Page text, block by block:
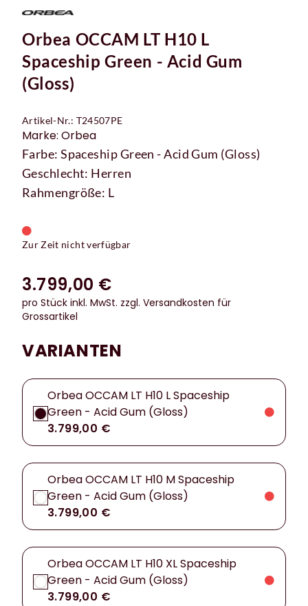
Orbea OCCAM LT H10 L
Spaceship Green - Acid Gum
(Gloss)
Artikel-Nr.: T24507PE
Marke: Orbea
Farbe: Spaceship Green - Acid Gum (Gloss)
Geschlecht: Herren
Rahmengröße: L
Zur Zeit nicht verfügbar
3.799,00 €
pro Stück inkl. MwSt. zzgl. Versandkosten für
Grossartikel
VARIANTEN
Orbea OCCAM LT H10 L Spaceship
Green - Acid Gum (Gloss)
3.799,00 €
Orbea OCCAM LT H10 M Spaceship
Green - Acid Gum (Gloss)
3.799,00 €
Orbea OCCAM LT H10 XL Spaceship
Green - Acid Gum (Gloss)
3.799,00 €